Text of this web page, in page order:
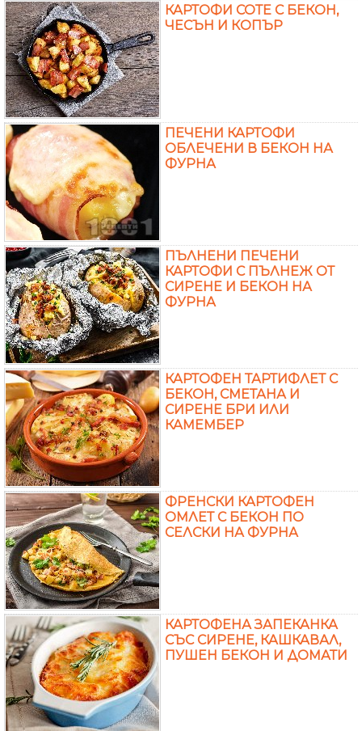
КАРТОФИ СОТЕ С БЕКОН,
ЧЕСЪН И КОПЪР
ПЕЧЕНИ КАРТОФИ
ОБЛЕЧЕНИ В БЕКОН НА
ФУРНА
ПЪЛНЕНИ ПЕЧЕНИ
КАРТОФИ С ПЪЛНЕЖ ОТ
СИРЕНЕ И БЕКОН НА
ФУРНА
КАРТОФЕН ТАРТИФЛЕТ С
БЕКОН, СМЕТАНА И
СИРЕНЕ БРИ ИЛИ
КАМЕМБЕР
ФРЕНСКИ КАРТОФЕН
ОМЛЕТ С БЕКОН ПО
СЕЛСКИ НА ФУРНА
КАРТОФЕНА ЗАПЕКАНКА
СЪС СИРЕНЕ, КАШКАВАЛ,
ПУШЕН БЕКОН И ДОМАТИ